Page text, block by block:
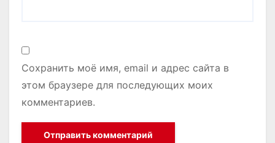
Сохранить моё имя, email и адрес сайта в
этом браузере для последующих моих
комментариев.